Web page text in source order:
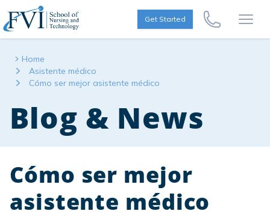
Skip to content
FVI School of Nursing
Get Started
Call Us Now
Home
Asistente médico
Cómo ser mejor asistente médico
Blog & News
Cómo ser mejor
asistente médico